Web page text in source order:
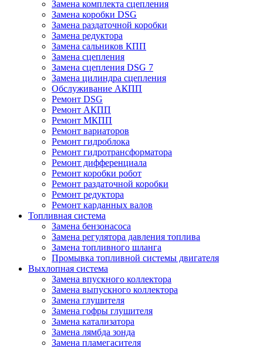
Замена комплекта сцепления
Замена коробки DSG
Замена раздаточной коробки
Замена редуктора
Замена сальников КПП
Замена сцепления
Замена сцепления DSG 7
Замена цилиндра сцепления
Обслуживание АКПП
Ремонт DSG
Ремонт АКПП
Ремонт МКПП
Ремонт вариаторов
Ремонт гидроблока
Ремонт гидротрансформатора
Ремонт дифференциала
Ремонт коробки робот
Ремонт раздаточной коробки
Ремонт редуктора
Ремонт карданных валов
Топливная система
Замена бензонасоса
Замена регулятора давления топлива
Замена топливного шланга
Промывка топливной системы двигателя
Выхлопная система
Замена впускного коллектора
Замена выпускного коллектора
Замена глушителя
Замена гофры глушителя
Замена катализатора
Замена лямбда зонда
Замена пламегасителя